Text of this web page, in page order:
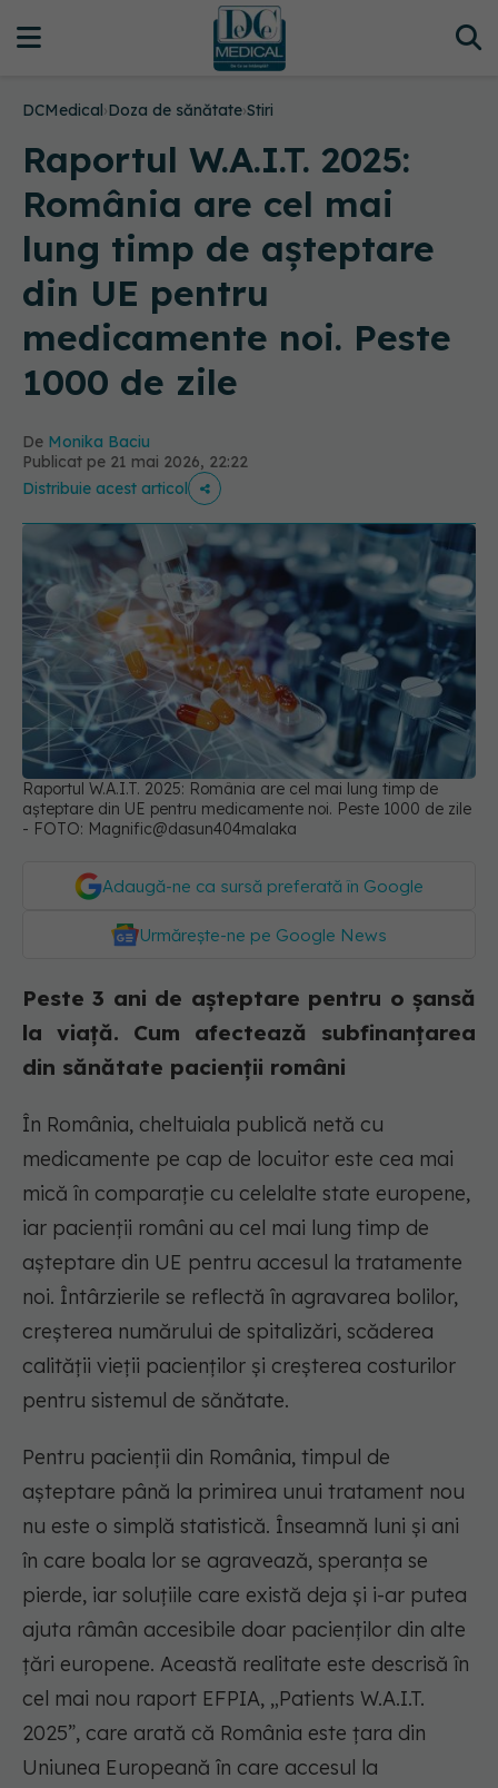
DCMedical›Doza de sănătate›Stiri
Raportul W.A.I.T. 2025:
România are cel mai
lung timp de așteptare
din UE pentru
medicamente noi. Peste
1000 de zile
De Monika Baciu
Publicat pe 21 mai 2026, 22:22
Distribuie acest articol
Raportul W.A.I.T. 2025: România are cel mai lung timp de
așteptare din UE pentru medicamente noi. Peste 1000 de zile
- FOTO: Magnific@dasun404malaka
Adaugă-ne ca sursă preferată în Google
Urmărește-ne pe Google News
Peste 3 ani de așteptare pentru o șansă
la viață. Cum afectează subfinanțarea
din sănătate pacienții români
În România, cheltuiala publică netă cu
medicamente pe cap de locuitor este cea mai
mică în comparație cu celelalte state europene,
iar pacienții români au cel mai lung timp de
așteptare din UE pentru accesul la tratamente
noi. Întârzierile se reflectă în agravarea bolilor,
creșterea numărului de spitalizări, scăderea
calității vieții pacienților și creșterea costurilor
pentru sistemul de sănătate.
Pentru pacienții din România, timpul de
așteptare până la primirea unui tratament nou
nu este o simplă statistică. Înseamnă luni și ani
în care boala lor se agravează, speranța se
pierde, iar soluțiile care există deja și i-ar putea
ajuta râmân accesibile doar pacienților din alte
țări europene. Această realitate este descrisă în
cel mai nou raport EFPIA, „Patients W.A.I.T.
2025”, care arată că România este țara din
Uniunea Europeană în care accesul la